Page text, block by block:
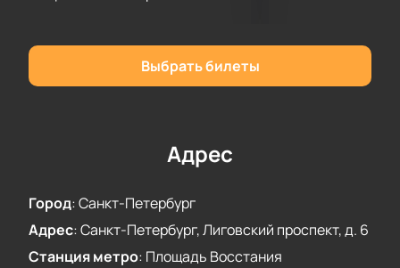
отправьте нам заявку с мобильного. В ней следует
указать только дату и нужное количество
пригласительных. Оплата картой или наличными –
Выбрать билеты
Адрес
Город:Санкт-Петербург
Адрес:Санкт-Петербург, Лиговский проспект, д. 6
Станция метро: Площадь Восстания